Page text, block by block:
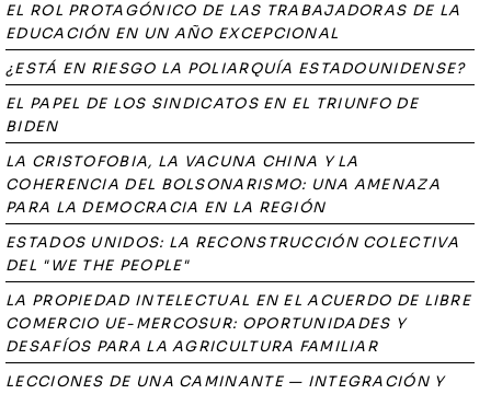
EL ROL PROTAGÓNICO DE LAS TRABAJADORAS DE LA
EDUCACIÓN EN UN AÑO EXCEPCIONAL
¿ESTÁ EN RIESGO LA POLIARQUÍA ESTADOUNIDENSE?
EL PAPEL DE LOS SINDICATOS EN EL TRIUNFO DE
BIDEN
LA CRISTOFOBIA, LA VACUNA CHINA Y LA
COHERENCIA DEL BOLSONARISMO: UNA AMENAZA
PARA LA DEMOCRACIA EN LA REGIÓN
ESTADOS UNIDOS: LA RECONSTRUCCIÓN COLECTIVA
DEL "WE THE PEOPLE"
LA PROPIEDAD INTELECTUAL EN EL ACUERDO DE LIBRE
COMERCIO UE-MERCOSUR: OPORTUNIDADES Y
DESAFÍOS PARA LA AGRICULTURA FAMILIAR
LECCIONES DE UNA CAMINANTE — INTEGRACIÓN Y